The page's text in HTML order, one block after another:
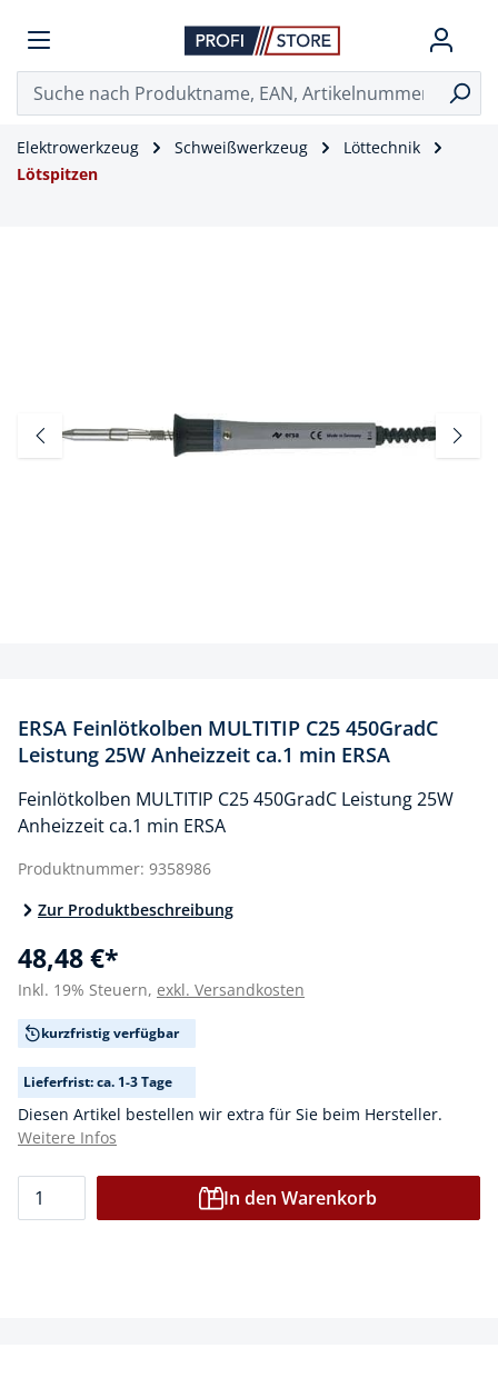
Elektrowerkzeug Schweißwerkzeug
Löttechnik
Lötspitzen
ERSA Feinlötkolben MULTITIP C25 450GradC
Leistung 25W Anheizzeit ca.1 min ERSA
Feinlötkolben MULTITIP C25 450GradC Leistung 25W
Anheizzeit ca.1 min ERSA
Produktnummer: 9358986
Zur Produktbeschreibung
48,48 €*
Inkl. 19% Steuern, exkl. Versandkosten
kurzfristig verfügbar
Lieferfrist: ca. 1-3 Tage
Diesen Artikel bestellen wir extra für Sie beim Hersteller.
Weitere Infos
In den Warenkorb